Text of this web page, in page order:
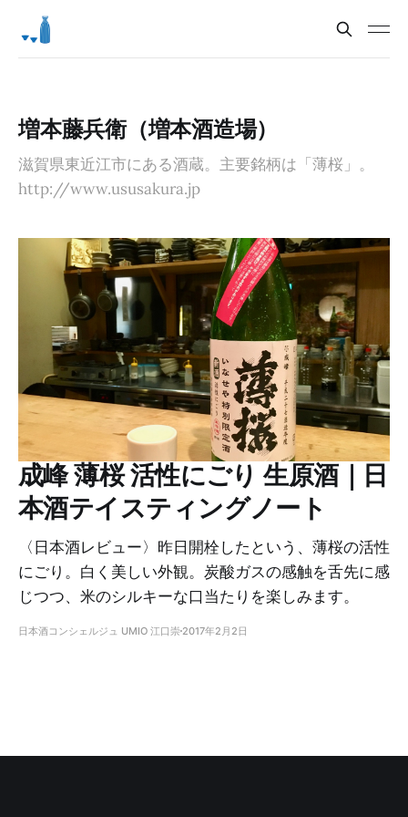
増本藤兵衛（増本酒造場）
滋賀県東近江市にある酒蔵。主要銘柄は「薄桜」。
http://www.ususakura.jp
成峰 薄桜 活性にごり 生原酒｜日
本酒テイスティングノート
〈日本酒レビュー〉昨日開栓したという、薄桜の活性
にごり。白く美しい外観。炭酸ガスの感触を舌先に感
じつつ、米のシルキーな口当たりを楽しみます。
日本酒コンシェルジュ UMIO 江口崇 2017年2月2日